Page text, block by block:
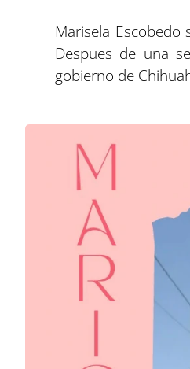
Marisela
Despues de una
gobierno de